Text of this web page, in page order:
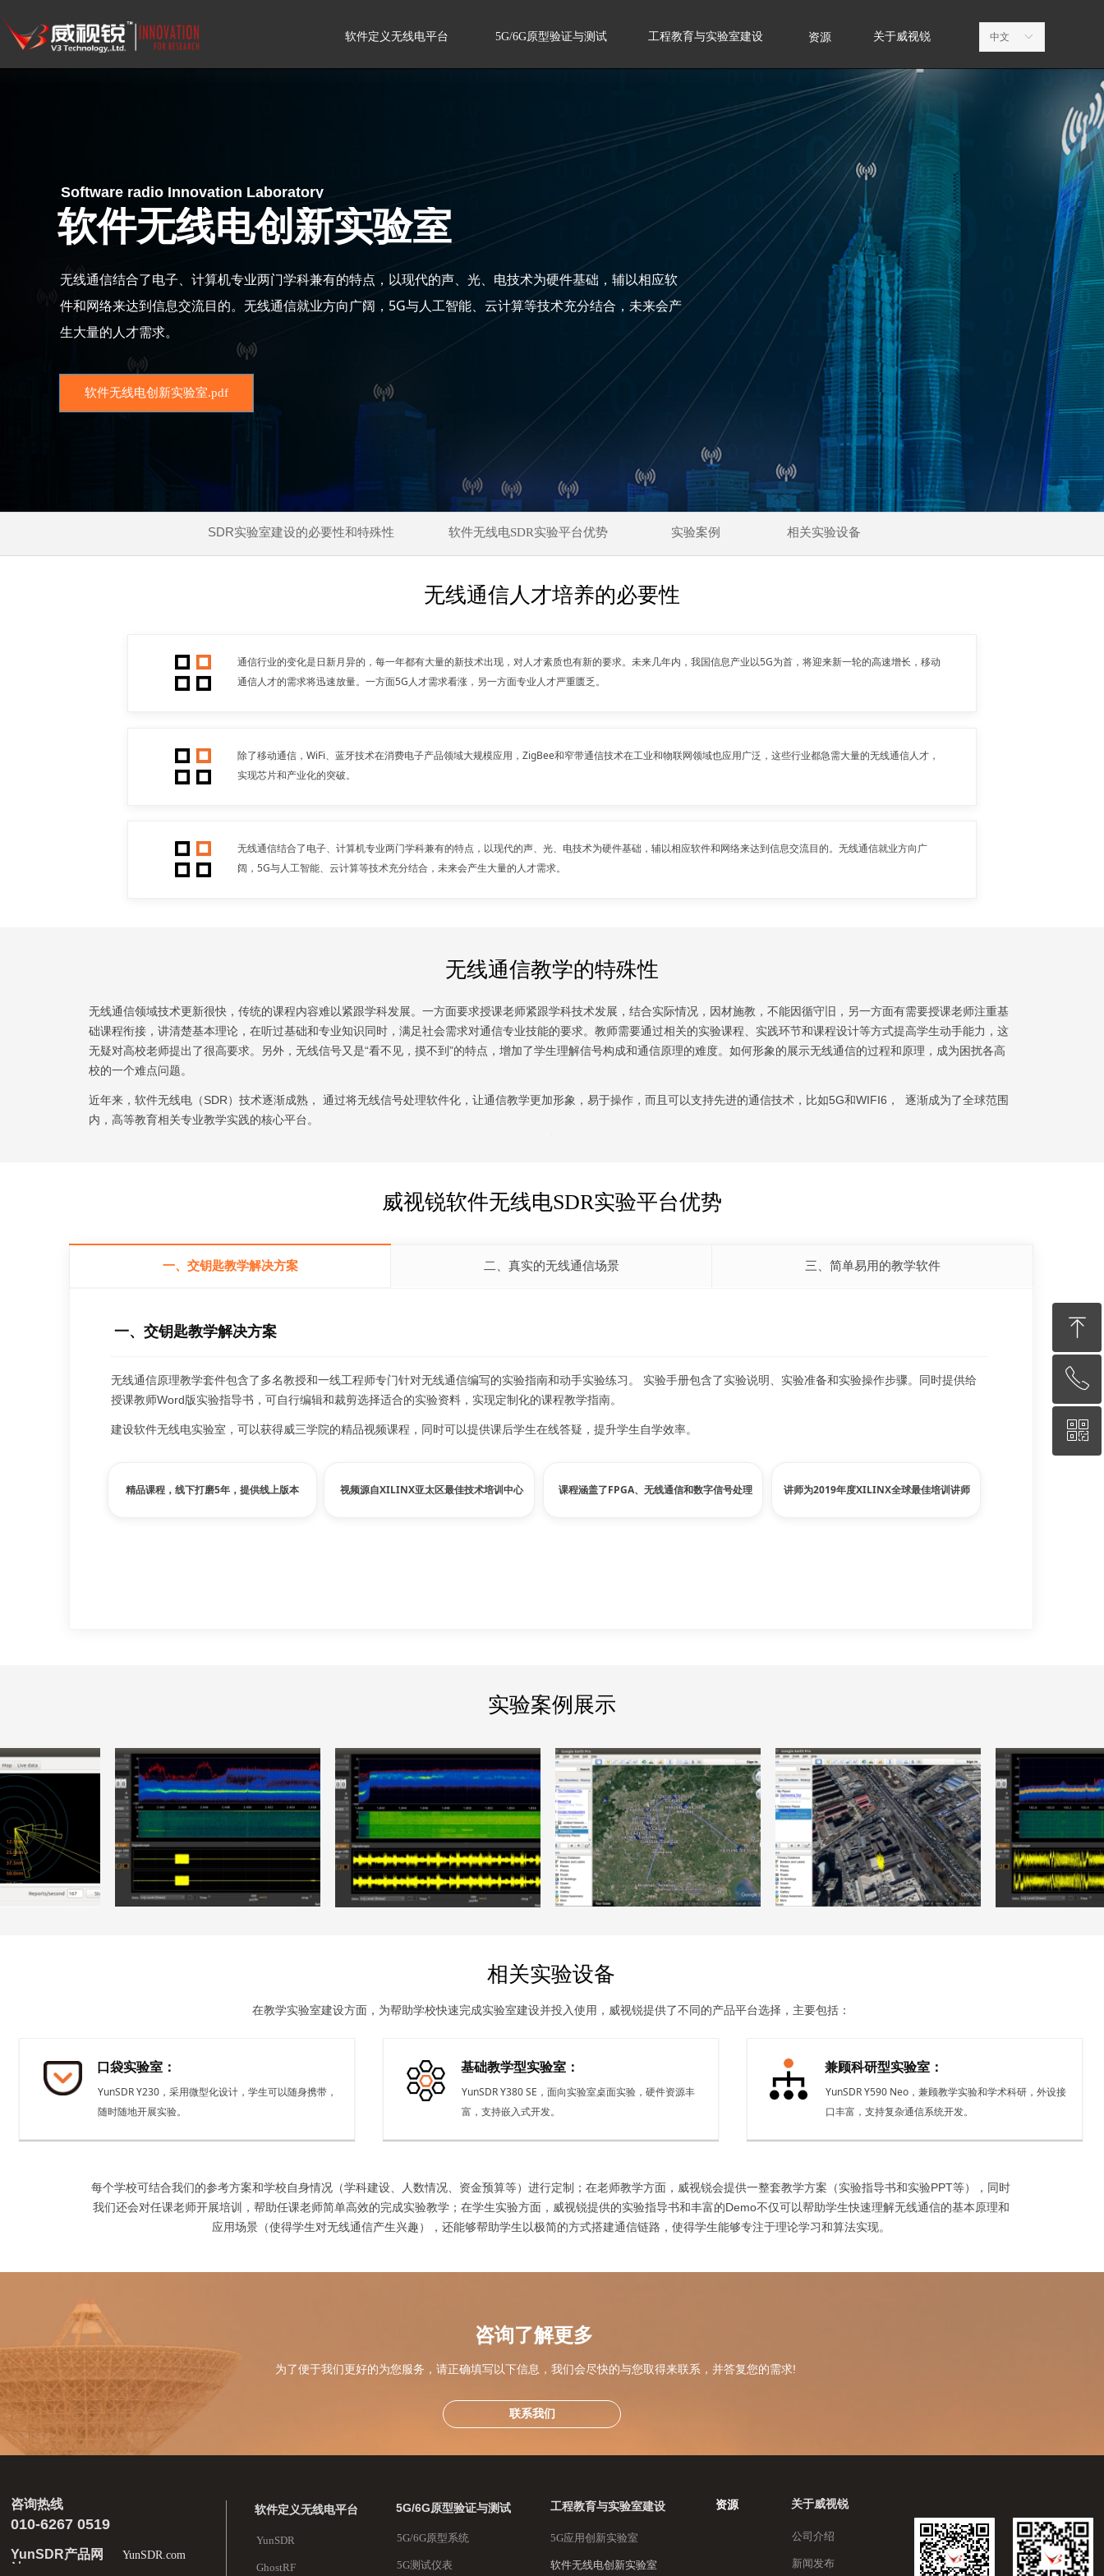
软件定义无线电平台 5G/6G原型验证与测试 工程教育与实验室建设 关于威视锐
资源 ꀅ
中文
无线通信结合了电子、计算机专业两门学科兼有的特点，以现代的声、光、电技术为硬件基础，辅以相应软
件和网络来达到信息交流目的。无线通信就业方向广阔，5G与人工智能、云计算等技术充分结合，未来会产
生大量的人才需求。
软件无线电创新实验室
软件无线电创新实验室.pdf
Software radio Innovation Laboratory
SDR实验室建设的必要性和特殊性 软件无线电SDR实验平台优势 实验案例 相关实验设备
为了便于我们更好的为您服务，请正确填写以下信息，我们会尽快的与您取得来联系，并答复您的需求!
联系我们
咨询了解更多
无线通信人才培养的必要性
无线通信教学的特殊性
无线通信领域技术更新很快，传统的课程内容难以紧跟学科发展。一方面要求授课老师紧跟学科技术发展，结合实际情况，因材施教，不能因循守旧，另一方面有需要授课老师注重基
础课程衔接，讲清楚基本理论，在听过基础和专业知识同时，满足社会需求对通信专业技能的要求。教师需要通过相关的实验课程、实践环节和课程设计等方式提高学生动手能力，这
无疑对高校老师提出了很高要求。另外，无线信号又是“看不见，摸不到”的特点，增加了学生理解信号构成和通信原理的难度。如何形象的展示无线通信的过程和原理，成为困扰各高
校的一个难点问题。
近年来，软件无线电（SDR）技术逐渐成熟， 通过将无线信号处理软件化，让通信教学更加形象，易于操作，而且可以支持先进的通信技术，比如5G和WIFI6， 逐渐成为了全球范围
内，高等教育相关专业教学实践的核心平台。
威视锐软件无线电SDR实验平台优势
通信行业的变化是日新月异的，每一年都有大量的新技术出现，对人才素质也有新的要求。未来几年内，我国信息产业以5G为首，将迎来新一轮的高速增长，移动
通信人才的需求将迅速放量。一方面5G人才需求看涨，另一方面专业人才严重匮乏。
除了移动通信，WiFi、蓝牙技术在消费电子产品领域大规模应用，ZigBee和窄带通信技术在工业和物联网领域也应用广泛，这些行业都急需大量的无线通信人才，
实现芯片和产业化的突破。
无线通信结合了电子、计算机专业两门学科兼有的特点，以现代的声、光、电技术为硬件基础，辅以相应软件和网络来达到信息交流目的。无线通信就业方向广
阔，5G与人工智能、云计算等技术充分结合，未来会产生大量的人才需求。
一、交钥匙教学解决方案 二、真实的无线通信场景 三、简单易用的教学软件
无线通信原理教学套件包含了多名教授和一线工程师专门针对无线通信编写的实验指南和动手实验练习。 实验手册包含了实验说明、实验准备和实验操作步骤。同时提供给
授课教师Word版实验指导书，可自行编辑和裁剪选择适合的实验资料，实现定制化的课程教学指南。
建设软件无线电实验室，可以获得威三学院的精品视频课程，同时可以提供课后学生在线答疑，提升学生自学效率。
一、交钥匙教学解决方案
精品课程，线下打磨5年，提供线上版本 视频源自XILINX亚太区最佳技术培训中心 课程涵盖了FPGA、无线通信和数字信号处理 讲师为2019年度XILINX全球最佳培训讲师
实验案例展示
相关实验设备
每个学校可结合我们的参考方案和学校自身情况（学科建设、人数情况、资金预算等）进行定制；在老师教学方面，威视锐会提供一整套教学方案（实验指导书和实验PPT等），同时
我们还会对任课老师开展培训，帮助任课老师简单高效的完成实验教学；在学生实验方面，威视锐提供的实验指导书和丰富的Demo不仅可以帮助学生快速理解无线通信的基本原理和
应用场景（使得学生对无线通信产生兴趣），还能够帮助学生以极简的方式搭建通信链路，使得学生能够专注于理论学习和算法实现。
在教学实验室建设方面，为帮助学校快速完成实验室建设并投入使用，威视锐提供了不同的产品平台选择，主要包括：
YunSDR Y230，采用微型化设计，学生可以随身携带，
随时随地开展实验。
口袋实验室：
YunSDR Y380 SE，面向实验室桌面实验，硬件资源丰
富，支持嵌入式开发。
基础教学型实验室：
YunSDR Y590 Neo，兼顾教学实验和学术科研，外设接
口丰富，支持复杂通信系统开发。
兼顾科研型实验室：
YunSDR
GhostRF
软件定义无线电平台
咨询热线
010-6267 0519
5G/6G原型验证与测试
5G/6G原型系统
5G测试仪表
工程教育与实验室建设
5G应用创新实验室
软件无线电创新实验室
关于威视锐
公司介绍
新闻发布
资源
YunSDR.com
YunSDR产品网
站
ꁸ
回到顶部
ꂅ
010-62670519
ꀥ